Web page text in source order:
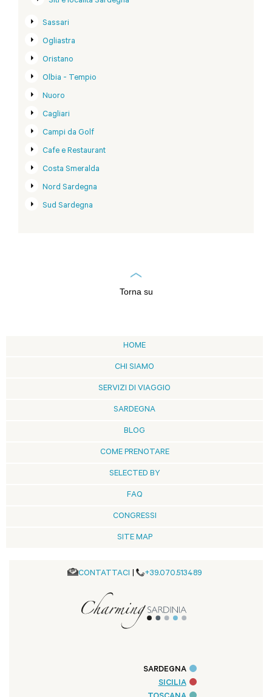
Sassari
Ogliastra
Oristano
Olbia - Tempio
Nuoro
Cagliari
Campi da Golf
Cafe e Restaurant
Costa Smeralda
Nord Sardegna
Sud Sardegna
Torna su
HOME
CHI SIAMO
SERVIZI DI VIAGGIO
SARDEGNA
BLOG
COME PRENOTARE
SELECTED BY
FAQ
CONGRESSI
SITE MAP
CONTATTACI | +39.070.513489
SARDEGNA
SICILIA